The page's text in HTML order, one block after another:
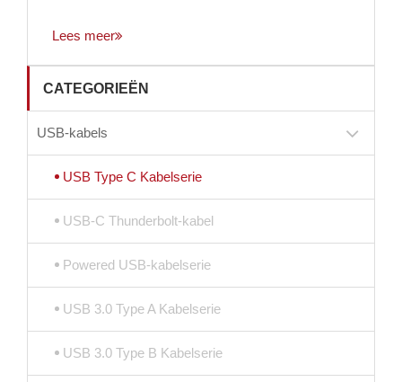
Lees meer
CATEGORIEËN
USB-kabels
USB Type C Kabelserie
USB-C Thunderbolt-kabel
Powered USB-kabelserie
USB 3.0 Type A Kabelserie
USB 3.0 Type B Kabelserie